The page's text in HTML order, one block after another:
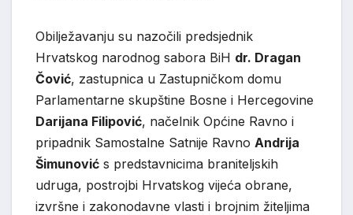
Obilježavanju su nazočili predsjednik
Hrvatskog narodnog sabora BiH dr. Dragan
Čović, zastupnica u Zastupničkom domu
Parlamentarne skupštine Bosne i Hercegovine
Darijana Filipović, načelnik Općine Ravno i
pripadnik Samostalne Satnije Ravno Andrija
Šimunović s predstavnicima braniteljskih
udruga, postrojbi Hrvatskog vijeća obrane,
izvršne i zakonodavne vlasti i brojnim žiteljima